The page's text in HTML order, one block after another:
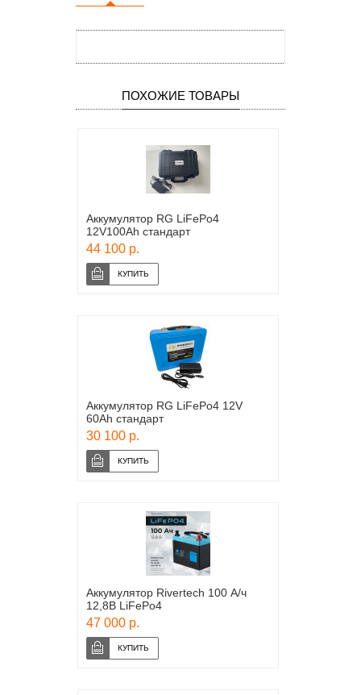
ПОХОЖИЕ ТОВАРЫ
Аккумулятор RG LiFePo4
12V100Ah стандарт
44 100 р.
Аккумулятор RG LiFePo4 12V
60Ah стандарт
30 100 р.
Аккумулятор Rivertech 100 А/ч
12,8В LiFePo4
47 000 р.